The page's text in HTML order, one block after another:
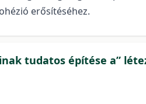
erősítéséhez.
tudatos építése a”